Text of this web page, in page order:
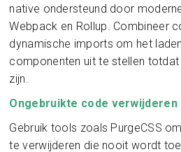
native ondersteund door
Webpack en Rollup. Combineer
dynamische imports om het
componenten uit te stellen
zijn.
Ongebruikte code verwijderen
Gebruik tools zoals PurgeCSS
te verwijderen die nooit wordt